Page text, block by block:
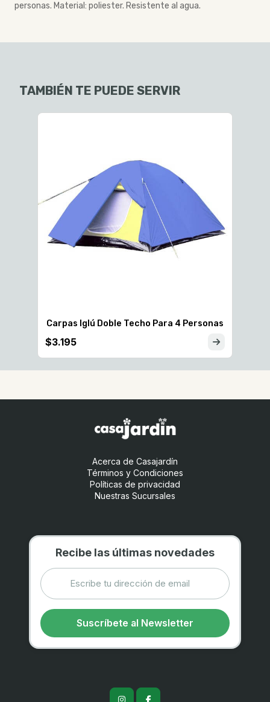
personas. Material: poliester. Resistente al agua.
TAMBIÉN TE PUEDE SERVIR
Carpas Iglú Doble Techo Para 4 Personas
$3.195
Acerca de Casajardín
Términos y Condiciones
Políticas de privacidad
Nuestras Sucursales
Recibe las últimas novedades
Suscríbete al Newsletter